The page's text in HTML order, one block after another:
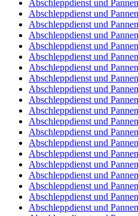
Abschleppdienst und
Abschleppdienst und
Abschleppdienst und
Abschleppdienst und
Abschleppdienst und
Abschleppdienst und
Abschleppdienst und
Abschleppdienst und
Abschleppdienst und
Abschleppdienst und
Abschleppdienst und
Abschleppdienst und
Abschleppdienst und
Abschleppdienst und
Abschleppdienst und
Abschleppdienst und
Abschleppdienst und
Abschleppdienst und
Abschleppdienst und
Abschleppdienst und